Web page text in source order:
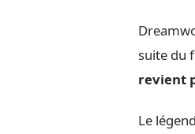
suite du
revient
Le